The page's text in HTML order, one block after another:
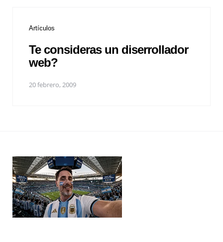
Artículos
Te consideras un diserrollador
web?
20 febrero, 2009